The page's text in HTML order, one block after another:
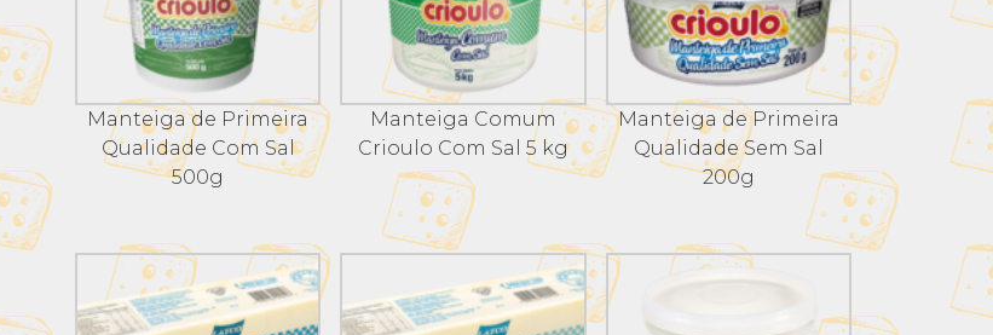
Manteiga de Primeira
Qualidade Com Sal
500g
Manteiga Comum
Crioulo Com Sal 5 kg
Manteiga de Primeira
Qualidade Sem Sal
200g